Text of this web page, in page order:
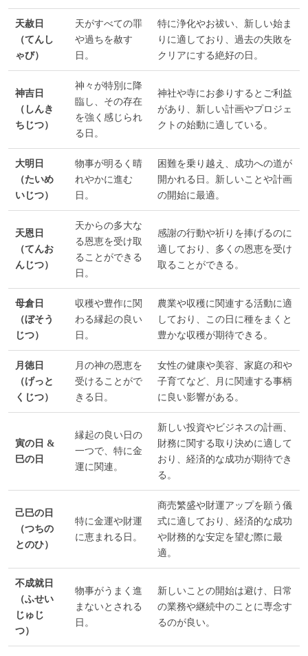
天赦日
（てんし
ゃび）
天がすべての罪
や過ちを赦す
日。
特に浄化やお祓い、新しい始ま
りに適しており、過去の失敗を
クリアにする絶好の日。
神吉日
（しんき
ちじつ）
神々が特別に降
臨し、その存在
を強く感じられ
る日。
神社や寺にお参りするとご利益
があり、新しい計画やプロジェ
クトの始動に適している。
大明日
（たいめ
いじつ）
物事が明るく晴
れやかに進む
日。
困難を乗り越え、成功への道が
開かれる日。新しいことや計画
の開始に最適。
天恩日
（てんお
んじつ）
天からの多大な
る恩恵を受け取
ることができる
日。
感謝の行動や祈りを捧げるのに
適しており、多くの恩恵を受け
取ることができる。
母倉日
（ぼそう
じつ）
収穫や豊作に関
わる縁起の良い
日。
農業や収穫に関連する活動に適
しており、この日に種をまくと
豊かな収穫が期待できる。
月徳日
（げっと
くじつ）
月の神の恩恵を
受けることがで
きる日。
女性の健康や美容、家庭の和や
子育てなど、月に関連する事柄
に良い影響がある。
寅の日 &
巳の日
縁起の良い日の
一つで、特に金
運に関連。
新しい投資やビジネスの計画、
財務に関する取り決めに適して
おり、経済的な成功が期待でき
る。
己巳の日
（つちの
とのひ）
特に金運や財運
に恵まれる日。
商売繁盛や財運アップを願う儀
式に適しており、経済的な成功
や財務的な安定を望む際に最
適。
不成就日
（ふせい
じゅじ
つ）
物事がうまく進
まないとされる
日。
新しいことの開始は避け、日常
の業務や継続中のことに専念す
るのが良い。